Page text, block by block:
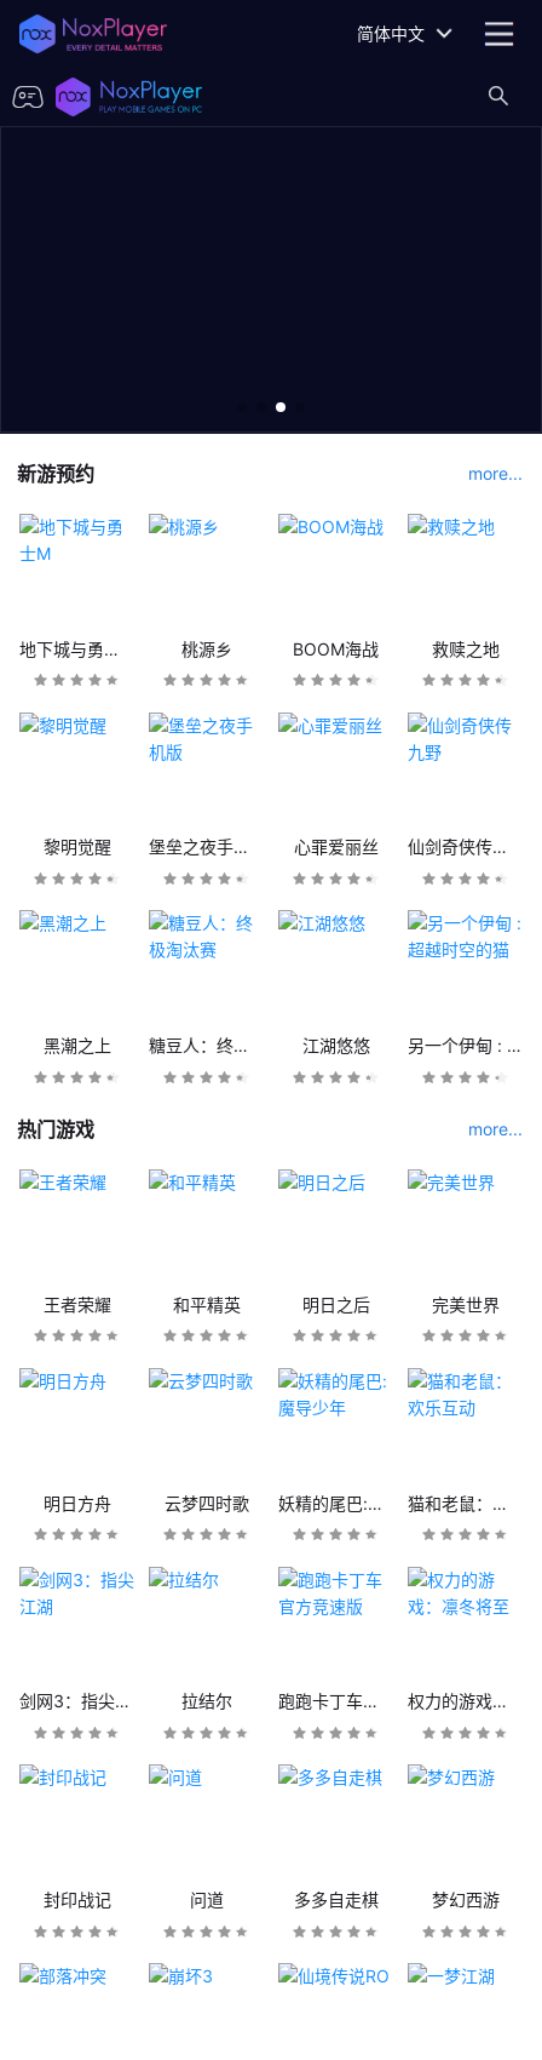
简体中文
新游预约 more...
地下城与勇士M 桃源乡 BOOM海战 救赎之地
黎明觉醒 堡垒之夜手机版 心罪爱丽丝 仙剑奇侠传九野
黑潮之上 糖豆人：终极淘汰赛 江湖悠悠 另一个伊甸 : 超越时空的猫
热门游戏 more...
王者荣耀 和平精英 明日之后 完美世界
明日方舟 云梦四时歌 妖精的尾巴:魔导少年 猫和老鼠：欢乐互动
剑网3：指尖江湖 拉结尔 跑跑卡丁车官方竞速版 权力的游戏：凛冬将至
封印战记 问道 多多自走棋 梦幻西游